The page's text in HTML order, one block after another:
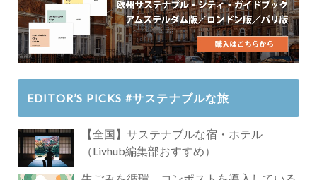
EDITOR’S PICKS #サステナブルな旅
【全国】サステナブルな宿・ホテル
（Livhub編集部おすすめ）